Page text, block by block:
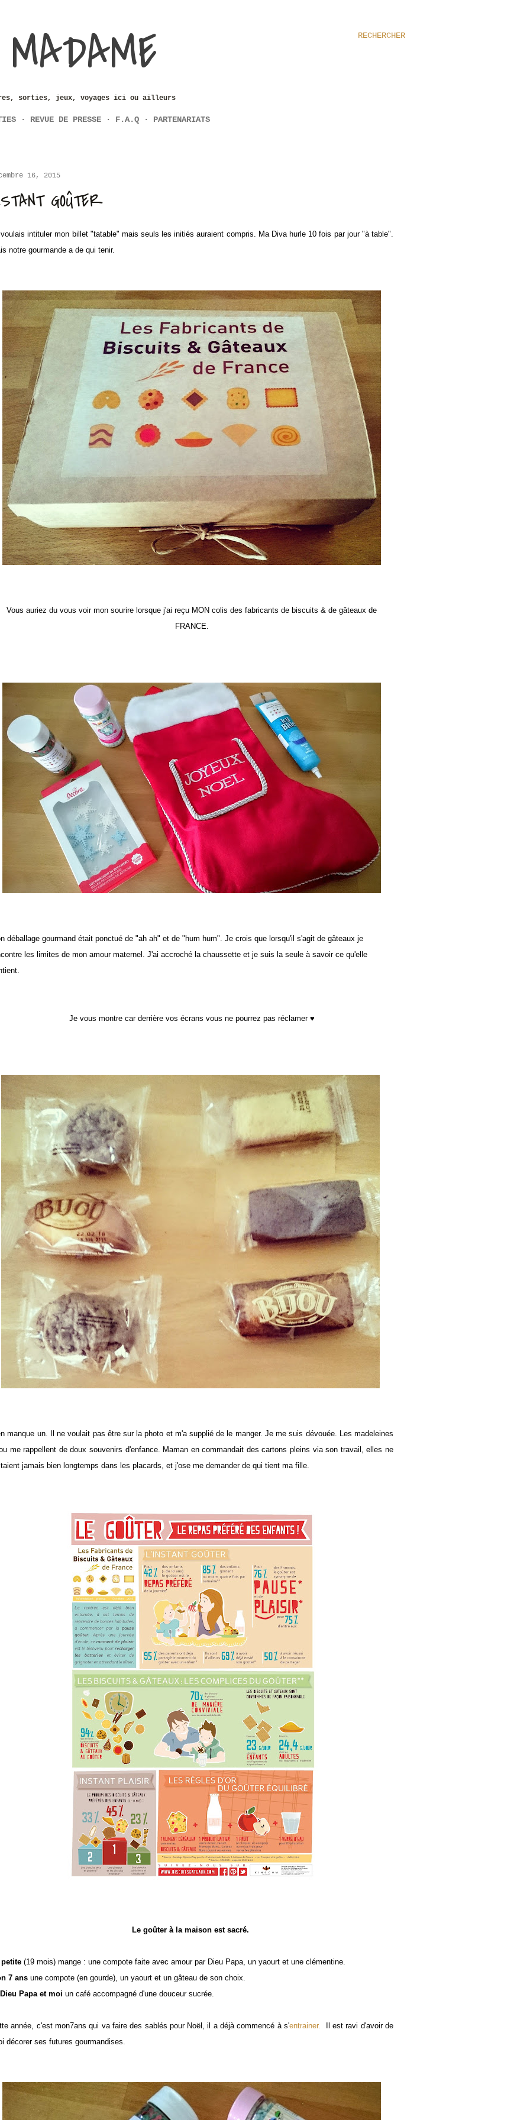
RECHERCHER
sorties, jeux, voyages ici ou ailleurs
REVUE DE PRESSE F.A.Q PARTENARIATS
16, 2015
GOÛTER
intituler mon billet "tatable" mais seuls les initiés auraient compris. Ma Diva hurle 10 fois par jour "à table".
notre gourmande a de qui tenir.
Vous auriez du vous voir mon sourire lorsque j'ai reçu MON colis des fabricants de biscuits & de gâteaux de
FRANCE.
déballage gourmand était ponctué de "ah ah" et de "hum hum". Je crois que lorsqu'il s'agit de gâteaux je
les limites de mon amour maternel. J'ai accroché la chaussette et je suis la seule à savoir ce qu'elle
Je vous montre car derrière vos écrans vous ne pourrez pas réclamer ♥
manque un. Il ne voulait pas être sur la photo et m'a supplié de le manger. Je me suis dévouée. Les madeleines
me rappellent de doux souvenirs d'enfance. Maman en commandait des cartons pleins via son travail, elles ne
jamais bien longtemps dans les placards, et j'ose me demander de qui tient ma fille.
Le goûter à la maison est sacré.
petite (19 mois) mange : une compote faite avec amour par Dieu Papa, un yaourt et une clémentine.
7 ans une compote (en gourde), un yaourt et un gâteau de son choix.
Papa et moi un café accompagné d'une douceur sucrée.
année, c'est mon7ans qui va faire des sablés pour Noël, il a déjà commencé à s'entrainer. Il est ravi d'avoir de
décorer ses futures gourmandises.